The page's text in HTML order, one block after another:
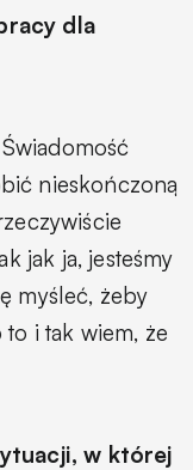
dla
nieskończoną
jak ja, jesteśmy
myśleć, żeby
i tak wiem, że
w której